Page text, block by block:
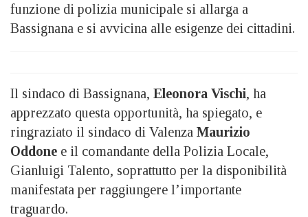
funzione di polizia municipale si allarga a
Bassignana e si avvicina alle esigenze dei cittadini.
Il sindaco di Bassignana, Eleonora Vischi, ha
apprezzato questa opportunità, ha spiegato, e
ringraziato il sindaco di Valenza Maurizio
Oddone e il comandante della Polizia Locale,
Gianluigi Talento, soprattutto per la disponibilità
manifestata per raggiungere l’importante
traguardo.